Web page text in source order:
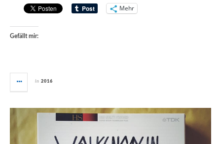
Mehr
Gefällt mir:
in 2016